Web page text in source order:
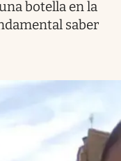
botella en la
saber